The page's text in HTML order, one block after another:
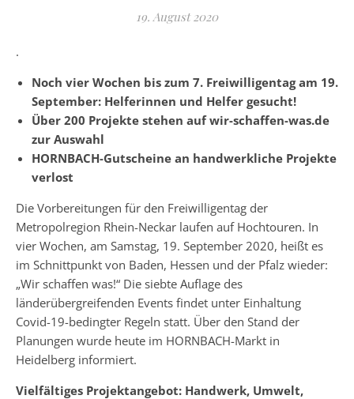
19. August 2020
.
Noch vier Wochen bis zum 7. Freiwilligentag am 19.
September: Helferinnen und Helfer gesucht!
Über 200 Projekte stehen auf wir-schaffen-was.de
zur Auswahl
HORNBACH-Gutscheine an handwerkliche Projekte
verlost
Die Vorbereitungen für den Freiwilligentag der
Metropolregion Rhein-Neckar laufen auf Hochtouren. In
vier Wochen, am Samstag, 19. September 2020, heißt es
im Schnittpunkt von Baden, Hessen und der Pfalz wieder:
„Wir schaffen was!“ Die siebte Auflage des
länderübergreifenden Events findet unter Einhaltung
Covid-19-bedingter Regeln statt. Über den Stand der
Planungen wurde heute im HORNBACH-Markt in
Heidelberg informiert.
Vielfältiges Projektangebot: Handwerk, Umwelt,